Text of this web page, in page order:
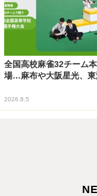
全国高校麻雀32チーム
場…麻布や大阪星光、東
2026.8.5